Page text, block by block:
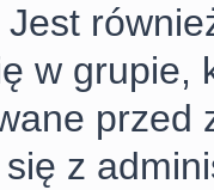
w
przed
z